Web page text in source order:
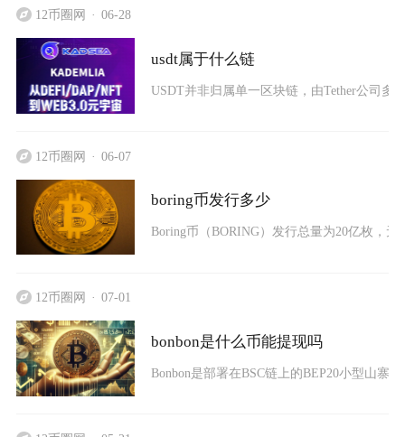
12币圈网 06-28
usdt属于什么链
USDT并非归属单一区块链，由Tether公司多
12币圈网 06-07
boring币发行多少
Boring币（BORING）发行总量为20亿枚，
12币圈网 07-01
bonbon是什么币能提现吗
Bonbon是部署在BSC链上的BEP20小型山寨